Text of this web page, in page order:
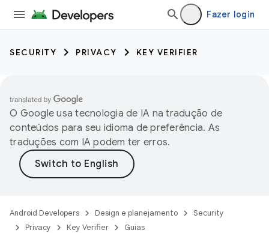
Fazer login
SECURITY PRIVACY KEY VERIFIER
O Google usa tecnologia de IA na tradução de
conteúdos para seu idioma de preferência. As
traduções com IA podem ter erros.
Android Developers Design e planejamento
Security
Privacy
Key Verifier Guias